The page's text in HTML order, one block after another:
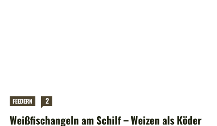
FEEDERN 2
Weißfischangeln am Schilf – Weizen als Köder